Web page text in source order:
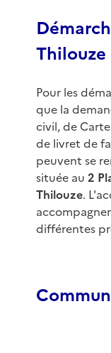
Thilouze
Pour les
que la
civil, de
de livret de
peuvent se
située au 2
Thilouze.
différentes